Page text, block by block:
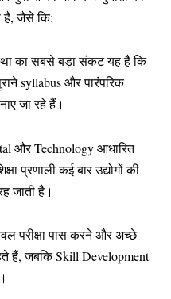
है, जैसे कि:
का सबसे बड़ा संकट यह है कि
syllabus और पारंपरिक
जा रहे हैं।
और Technology आधारित
प्रणाली कई बार उद्योगों की
जाती है।
परीक्षा पास करने और अच्छे
हैं, जबकि Skill Development